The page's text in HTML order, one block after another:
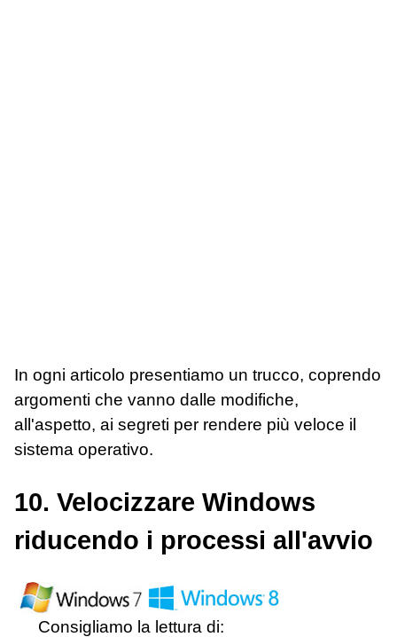
In ogni articolo presentiamo un trucco, coprendo
argomenti che vanno dalle modifiche,
all'aspetto, ai segreti per rendere più veloce il
sistema operativo.
10. Velocizzare Windows
riducendo i processi all'avvio
Consigliamo la lettura di: